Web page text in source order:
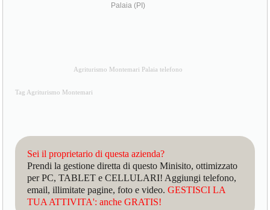
Palaia (PI)
Agriturismo Montemari Palaia telefono
Tag Agriturismo Montemari
Sei il proprietario di questa azienda?
Prendi la gestione diretta di questo Minisito, ottimizzato
per PC, TABLET e CELLULARI! Aggiungi telefono,
email, illimitate pagine, foto e video.GESTISCI LA
TUA ATTIVITA': anche GRATIS!